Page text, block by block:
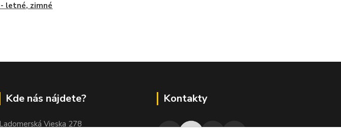
letné, zimné
Kde nás nájdete?
Ladomerská Vieska 278
Kontakty